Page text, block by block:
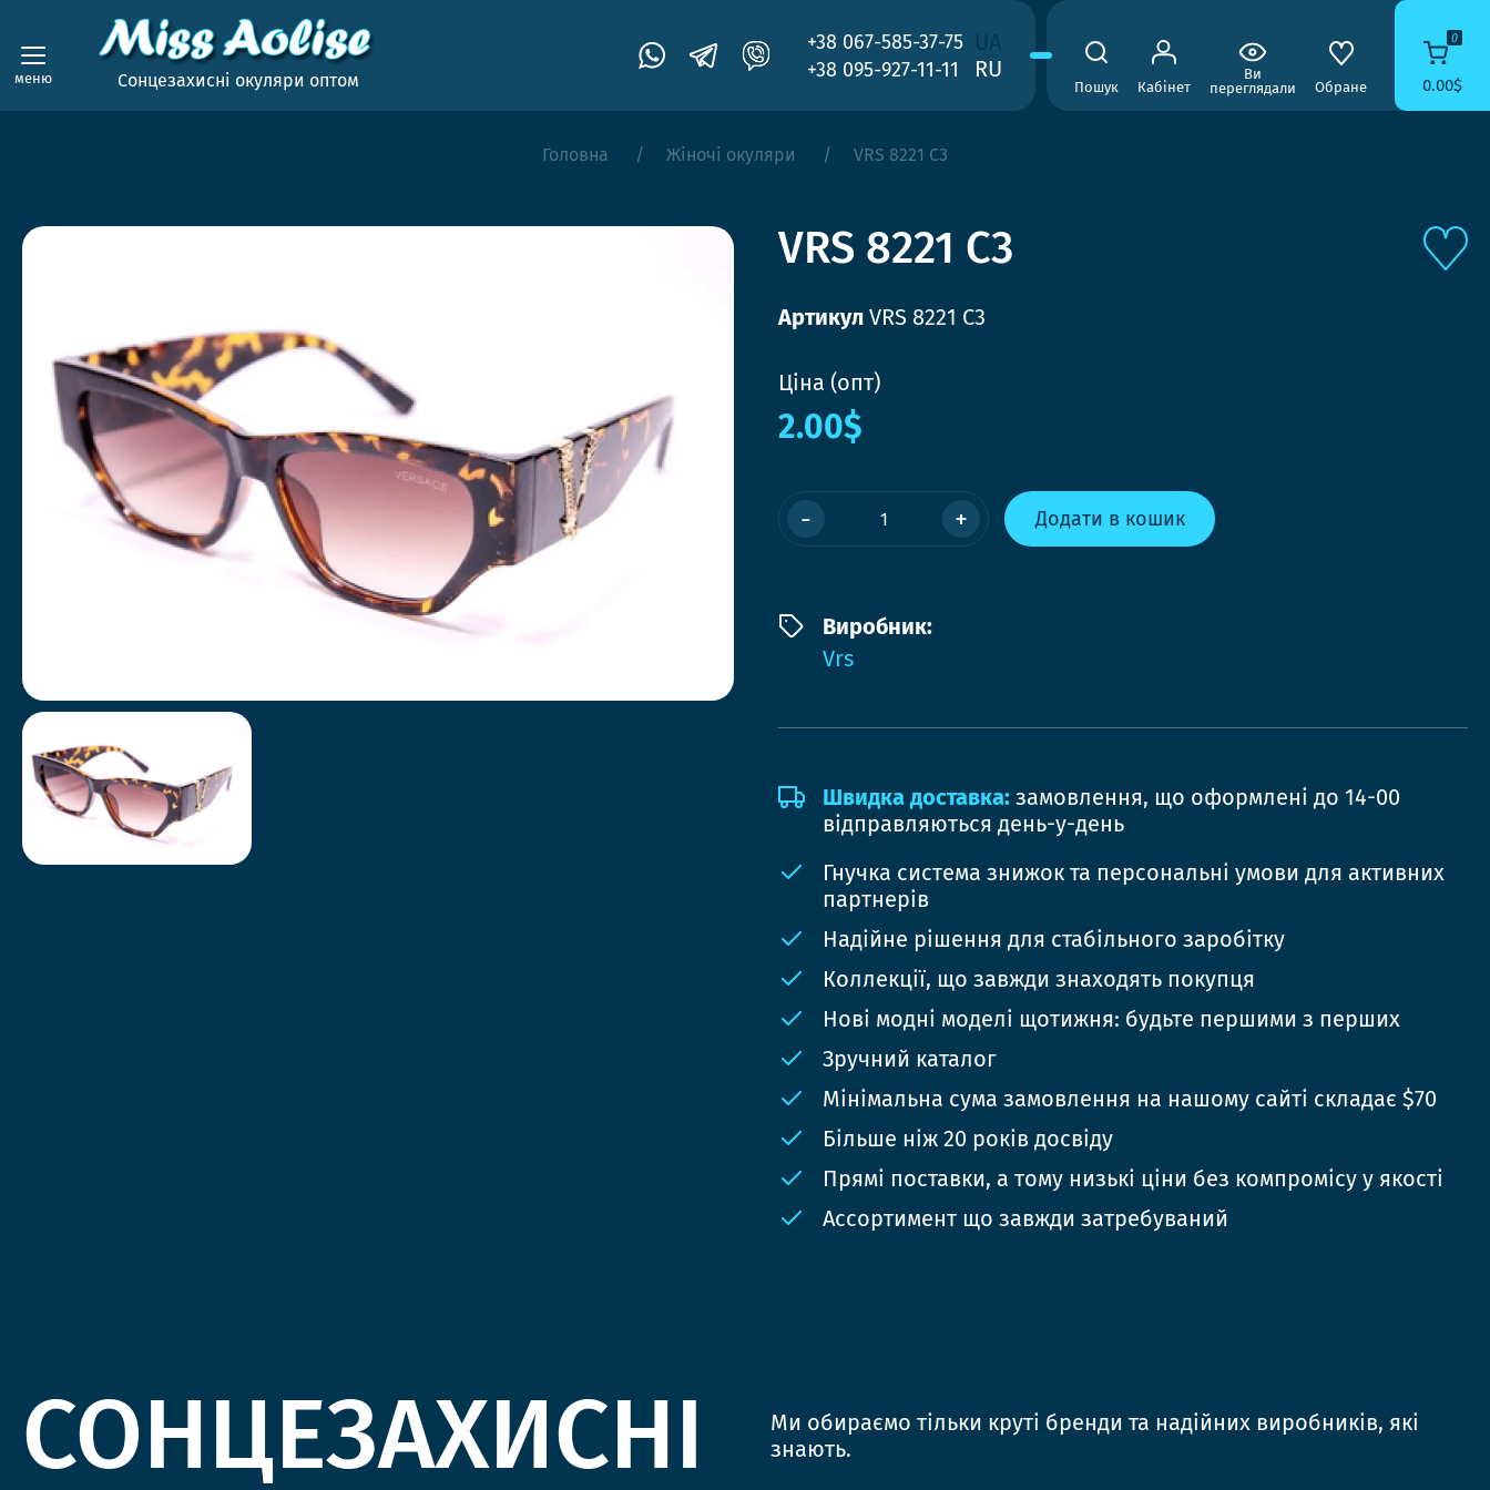
меню Сонцезахисні окуляри оптом
+38 067-585-37-75
+38 095-927-11-11
RU
Пошук Кабінет
Ви
переглядали
Обране
0
0.00$
Головна Жіночі окуляри VRS 8221 C3
VRS 8221 C3
Артикул VRS 8221 C3
Ціна (опт)
2.00$
- + Додати в кошик
Виробник:
Vrs
Швидка доставка: замовлення, що оформлені до 14-00
відправляються день-у-день
Гнучка система знижок та персональні умови для активних
партнерів
Надійне рішення для стабільного заробітку
Коллекції, що завжди знаходять покупця
Нові модні моделі щотижня: будьте першими з перших
Зручний каталог
Мінімальна сума замовлення на нашому сайті складає $70
Більше ніж 20 років досвіду
Прямі поставки, а тому низькі ціни без компромісу у якості
Ассортимент що завжди затребуваний
СОНЦЕЗАХИСНІ
Ми обираємо тільки круті бренди та надійних виробників, які
знають.